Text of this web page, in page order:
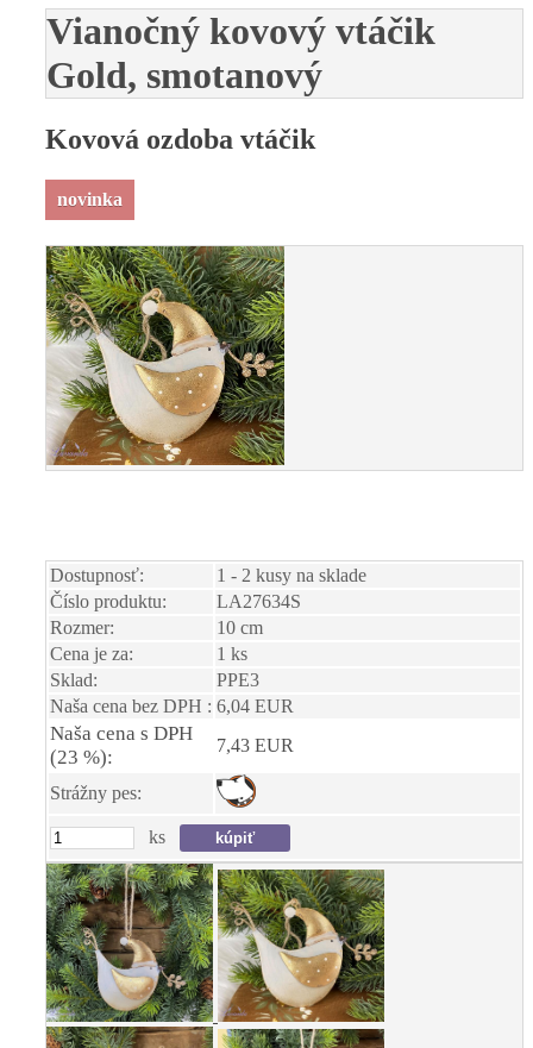
Vianočný kovový vtáčik
Gold, smotanový
Kovová ozdoba vtáčik
novinka
Dostupnosť:
1 - 2 kusy na sklade
Číslo produktu:
LA27634S
Rozmer:
10 cm
Cena je za:
1 ks
Sklad:
PPE3
Naša cena bez DPH : 6,04 EUR
Naša cena s DPH
(23 %):
7,43 EUR
Strážny pes:
ks